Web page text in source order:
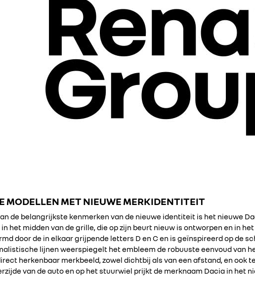
MODELLEN MET NIEUWE MERKIDENTITEIT
het midden van de grille, die op zijn beurt nieuw is ontworpen en in
door de in elkaar grijpende letters D en C en is geïnspireerd op de
lijnen weerspiegelt het embleem de robuuste eenvoud van
herkenbaar merkbeeld, zowel dichtbij als van een afstand, en ook
van de auto en op het stuurwiel prijkt de merknaam Dacia in het